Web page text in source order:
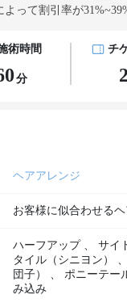
って割引率が31%~39
術時間
分
チ
2
ヘアアレンジ
お客様に似合わせる
ハーフアップ 、 サイ
タイル（シニヨン）
、
団子）
、 ポニーテー
み込み